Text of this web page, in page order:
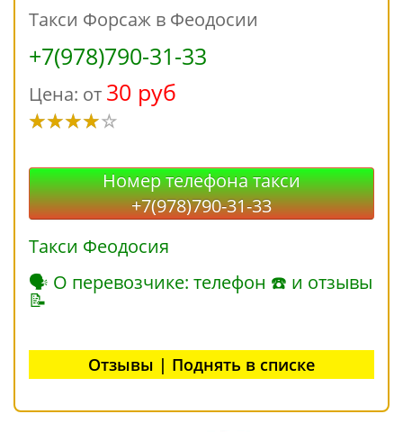
Такси Форсаж в Феодосии
+7(978)790-31-33
Цена: от 30 руб
Номер телефона такси
+7(978)790-31-33
Такси Феодосия
🗣 О перевозчике: телефон ☎ и отзывы
📝
Отзывы | Поднять в списке